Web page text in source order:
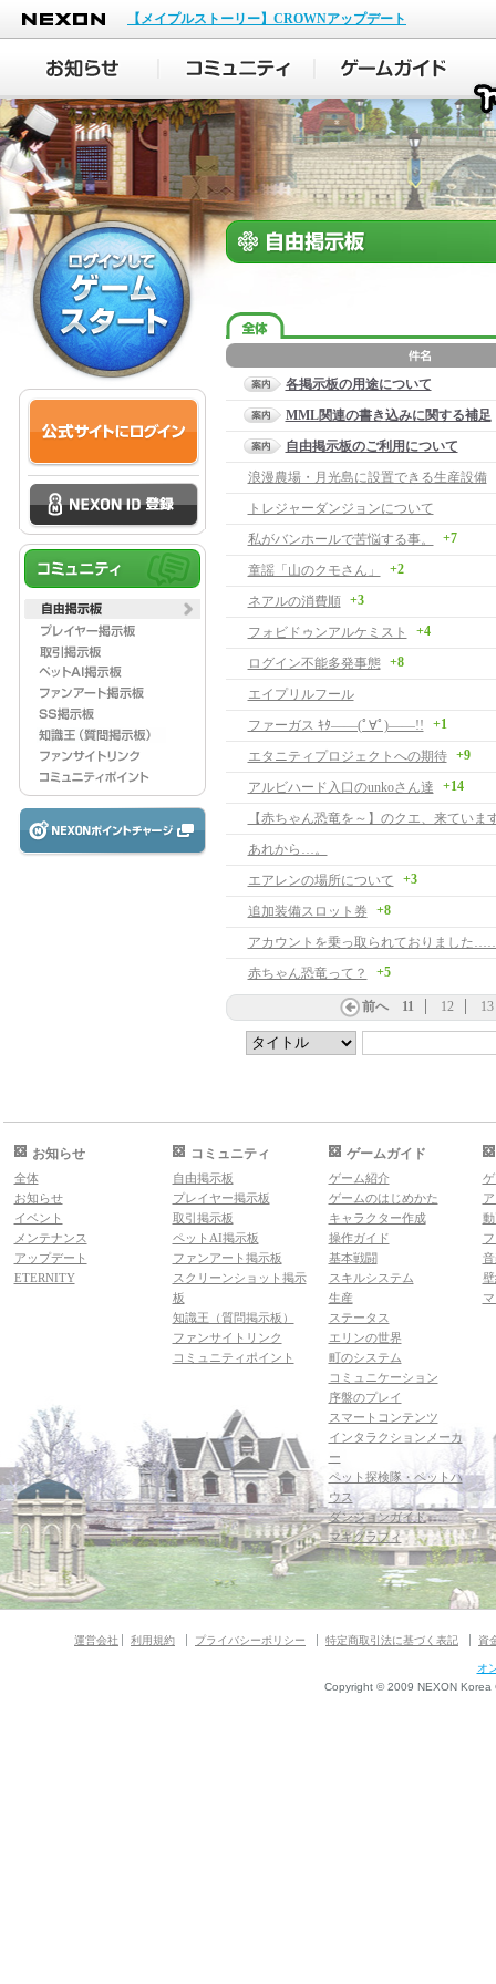
NEXON
【メイプルストーリー】CROWNアップデート
各掲示板の用途について
MML関連の書き込みに関する補足
自由掲示板のご利用について
浪漫農場・月光島に設置できる生産設備
トレジャーダンジョンについて
私がバンホールで苦悩する事。
+7
童謡「山のクモさん」 +2
ネアルの消費順 +3
フォビドゥンアルケミスト +4
ログイン不能多発事態 +8
エイプリルフール
ファーガス ｷﾀ――(ﾟ∀ﾟ)――!!
+1
エタニティプロジェクトへの期待 +9
アルビハード入口のunkoさん達 +14
【赤ちゃん恐竜を～】のクエ、来ていま
あれから…。
エアレンの場所について
+3
追加装備スロット券 +8
アカウントを乗っ取られておりました
赤ちゃん恐竜って？
+5
前へ 11 12 13
お知らせ
全体
お知らせ
イベント
メンテナンス
アップデート
ETERNITY
コミュニティ
自由掲示板
プレイヤー掲示板
取引掲示板
ペットAI掲示板
ファンアート掲示板
スクリーンショット掲示
板
知識王（質問掲示板）
ファンサイトリンク
コミュニティポイント
ゲームガイド
ゲーム紹介
ゲームのはじめかた
キャラクター作成
操作ガイド
基本戦闘
スキルシステム
生産
ステータス
エリンの世界
町のシステム
コミュニケーション
序盤のプレイ
スマートコンテンツ
インタラクションメーカ
ー
ペット探検隊・ペットハ
ウス
ダンジョンガイド
マギグラフィ
運営会社 利用規約 プライバシーポリシー 特定商取引法に基づく表記 資
オ
Copyright © 2009 NEXON Korea